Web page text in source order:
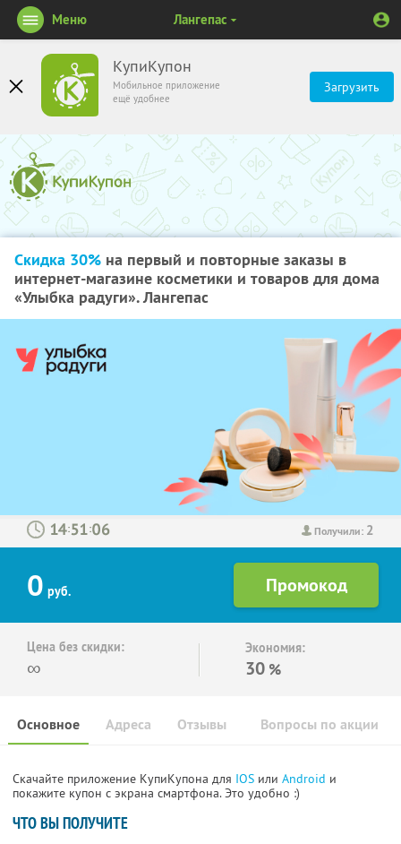
КупиКупон
Мобильное приложение
ещё удобнее
Загрузить
Меню Лангепас
Скидка 30% на первый и повторные заказы в
интернет-магазине косметики и товаров для дома
«Улыбка радуги». Лангепас
Получили: 2
: :
0 руб.
Цена без скидки:
∞
Экономия:
30 %
Основное Отзывы Вопросы по акции
Адреса
Скачайте приложение КупиКупона для IOS или Android и
покажите купон с экрана смартфона. Это удобно :)
ЧТО ВЫ ПОЛУЧИТЕ